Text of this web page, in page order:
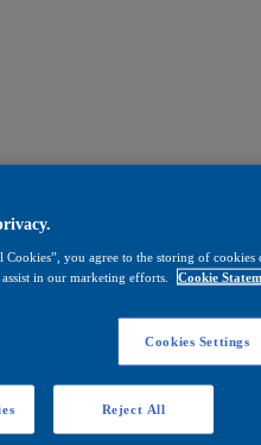
you agree to the storing of
in our marketing efforts.
Cookie
Cookies Settings
Reject All